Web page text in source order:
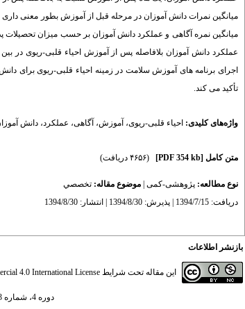
میانگین نمره آگاهی و عملکرد دانش آموزان بر حسب میزان تحصیلات
اجرای برنامه های آموزش سلامت در زمینه احیاء قلبی-ریوی برای
تأکید می کند.
واژه‌های کلیدی: احیاء قلبی-ریوی، آموزش، آگاهی، عملکرد، دانش
متن کامل [PDF 354 kb] (۴۶۵۶ دریافت)
نوع مطالعه: پژوهشی-کمی موضوع مقاله: تخصصي
دریافت: 1394/7/15 | پذیرش: 1394/8/30 | انتشار: 1394/8/30
بازنشر اطلاعات
این مقاله تحت شرایط 4.0 International License
دوره 4، شماره 3 - ( پاییز 1394 )